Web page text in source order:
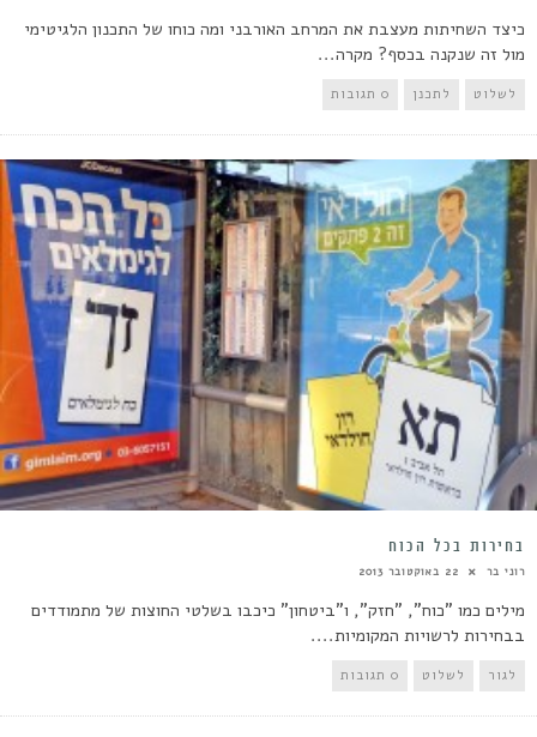
כיצד השחיתות מעצבת את המרחב האורבני ומה כוחו של התכנון הלגיטימי
מול זה שנקנה בכסף? מקרה...
לשלוט לתכנן 0 תגובות
בחירות בכל הכוח
רוני בר 22 באוקטובר 2013
מילים כמו "כוח", "חזק", ו"ביטחון" כיכבו בשלטי החוצות של מתמודדים
בבחירות לרשויות המקומיות....
לגור לשלוט 0 תגובות